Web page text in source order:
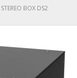
BOX DS2